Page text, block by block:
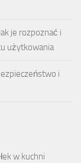
je rozpoznać i
użytkowania
i
w kuchni